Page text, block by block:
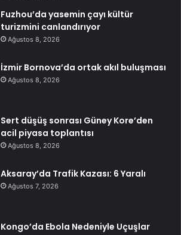
Fuzhou’da yasemin çayı kültür
turizmini canlandırıyor
Ağustos 8, 2026
İzmir Bornova’da ortak akıl buluşması
Ağustos 8, 2026
Sert düşüş sonrası Güney Kore’den
acil piyasa toplantısı
Ağustos 8, 2026
Aksaray’da Trafik Kazası: 6 Yaralı
Ağustos 7, 2026
Kongo’da Ebola Nedeniyle Uçuşlar